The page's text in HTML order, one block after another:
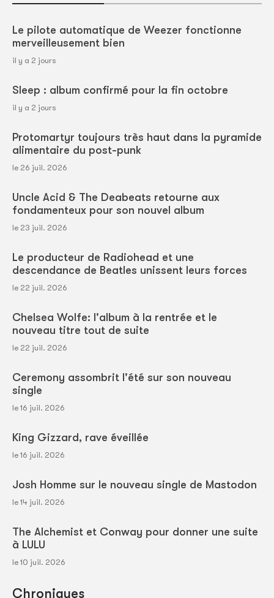
Le pilote automatique de Weezer fonctionne
merveilleusement bien
il y a 2 jours
Sleep : album confirmé pour la fin octobre
il y a 2 jours
Protomartyr toujours très haut dans la pyramide
alimentaire du post-punk
le 26 juil. 2026
Uncle Acid & The Deabeats retourne aux
fondamenteux pour son nouvel album
le 23 juil. 2026
Le producteur de Radiohead et une
descendance de Beatles unissent leurs forces
le 22 juil. 2026
Chelsea Wolfe: l'album à la rentrée et le
nouveau titre tout de suite
le 22 juil. 2026
Ceremony assombrit l'été sur son nouveau
single
le 16 juil. 2026
King Gizzard, rave éveillée
le 16 juil. 2026
Josh Homme sur le nouveau single de Mastodon
le 14 juil. 2026
The Alchemist et Conway pour donner une suite
à LULU
le 10 juil. 2026
Chroniques